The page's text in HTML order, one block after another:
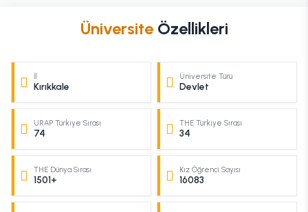
Üniversite Özellikleri
İl
Kırıkkale
Üniversite Türü
Devlet
URAP Türkiye Sırası
74
THE Türkiye Sırası
34
THE Dünya Sırası
1501+
Kız Öğrenci Sayısı
16083